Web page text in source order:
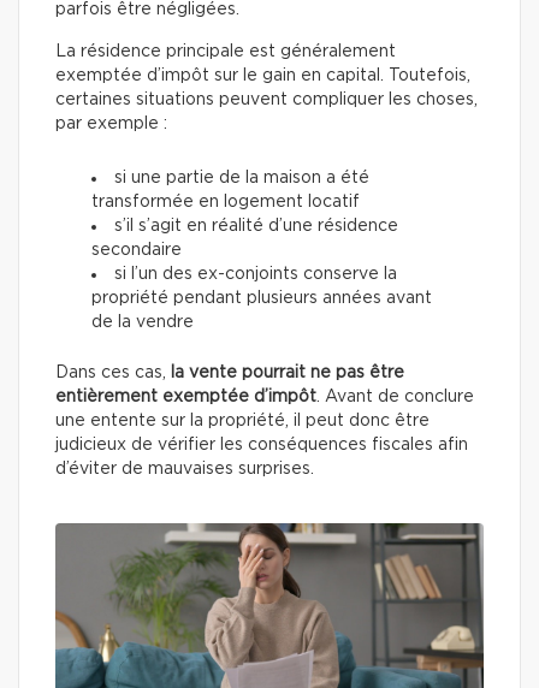
parfois être négligées.
La résidence principale est généralement
exemptée d’impôt sur le gain en capital. Toutefois,
certaines situations peuvent compliquer les choses,
par exemple :
si une partie de la maison a été
transformée en logement locatif
s’il s’agit en réalité d’une résidence
secondaire
si l’un des ex-conjoints conserve la
propriété pendant plusieurs années avant
de la vendre
Dans ces cas,
la vente pourrait ne pas être
entièrement exemptée d’impôt. Avant de conclure
une entente sur la propriété, il peut donc être
judicieux de vérifier les conséquences fiscales afin
d’éviter de mauvaises surprises.